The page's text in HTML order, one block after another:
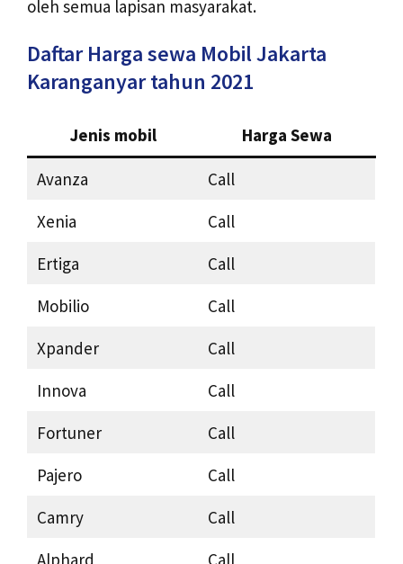
oleh semua lapisan masyarakat.
Daftar Harga sewa Mobil Jakarta
Karanganyar tahun 2021
Jenis mobil Harga Sewa
Avanza
Call
Xenia
Call
Ertiga
Call
Mobilio
Call
Xpander
Call
Innova
Call
Fortuner
Call
Pajero
Call
Camry
Call
Alphard
Call